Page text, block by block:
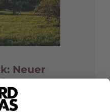
Neuer
neuen Standort in